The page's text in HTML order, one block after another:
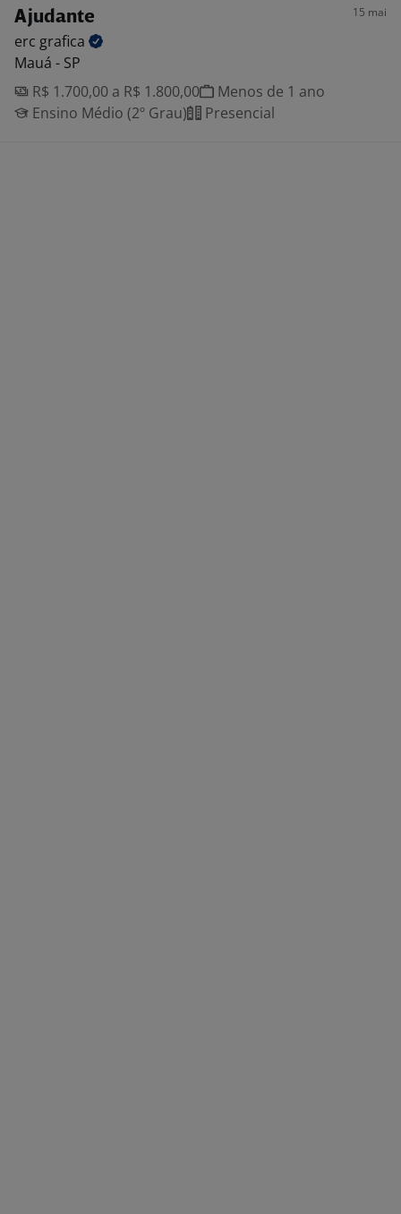
Ajudante 15 mai
erc grafica
Mauá - SP
R$ 1.700,00 a R$ 1.800,00
Menos de 1 ano
Ensino Médio (2º Grau)
Presencial